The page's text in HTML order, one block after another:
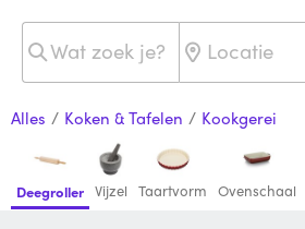
Alles / Koken & Tafelen / Kookgerei
Deegroller Vijzel Taartvorm Ovenschaal